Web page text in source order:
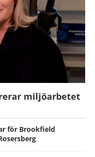
miljöarbetet
för Brookfield